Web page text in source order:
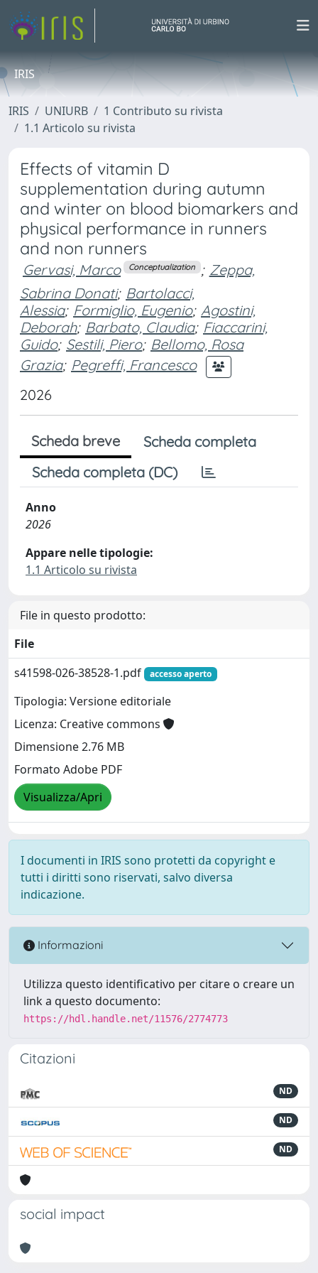
IRIS
IRIS UNIURB
1 Contributo su rivista
1.1 Articolo su rivista
Effects of vitamin D
supplementation during autumn
and winter on blood biomarkers and
physical performance in runners
and non runners
Gervasi, Marco Conceptualization ; Zeppa,
Sabrina Donati; Bartolacci,
Alessia; Formiglio, Eugenio; Agostini,
Deborah; Barbato, Claudia; Fiaccarini,
Guido; Sestili, Piero; Bellomo, Rosa
Grazia; Pegreffi, Francesco
2026
Scheda breve
Scheda completa
Scheda completa (DC)
Anno
2026
Appare nelle tipologie:
1.1 Articolo su rivista
File in questo prodotto:
File
s41598-026-38528-1.pdf
accesso aperto
Tipologia: Versione editoriale
Licenza: Creative commons
Dimensione 2.76 MB
Formato Adobe PDF
Visualizza/Apri
I documenti in IRIS sono protetti da copyright e
tutti i diritti sono riservati, salvo diversa
indicazione.
Informazioni
Utilizza questo identificativo per citare o creare un
link a questo documento:
https://hdl.handle.net/11576/2774773
Citazioni
ND
ND
ND
social impact